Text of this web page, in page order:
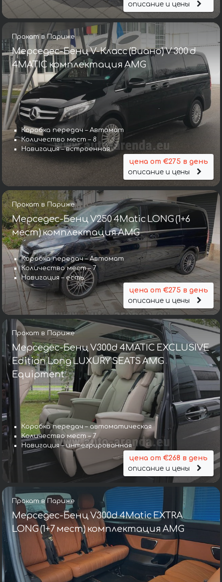
описание и цены
Прокат в Париже
Мерседес-Бенц V-Класс (Виано) V 300 d
4MATIC комплектация AMG
Коробка передач – Автомат
Количество мест – 8
Навигация – встроенная
цена от €275 в день
описание и цены
Прокат в Париже
Мерседес-Бенц V250 4Matic LONG (1+6
мест) комплектация AMG
Коробка передач – Автомат
Количество мест – 7
Навигация – есть
цена от €275 в день
описание и цены
Прокат в Париже
Мерседес-Бенц V300d 4MATIC EXCLUSIVE
Edition Long LUXURY SEATS AMG
Equipment
Коробка передач – автоматическая
Количество мест – 7
Навигация – интегрированная
цена от €268 в день
описание и цены
Прокат в Париже
Мерседес-Бенц V300d 4Matic EXTRA
LONG (1+7 мест) комплектация AMG